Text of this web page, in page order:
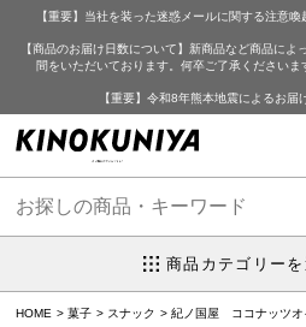
【重要】当社を装った迷惑メールに関する注意
【商品のお届け日数について】新商品など商品によ
間をいただいております。何卒ご了承くださいま
【重要】令和8年熊本地震によるお届
商品カテゴリー
HOME 菓子 スナック 紀ノ国屋 ココナッツオ